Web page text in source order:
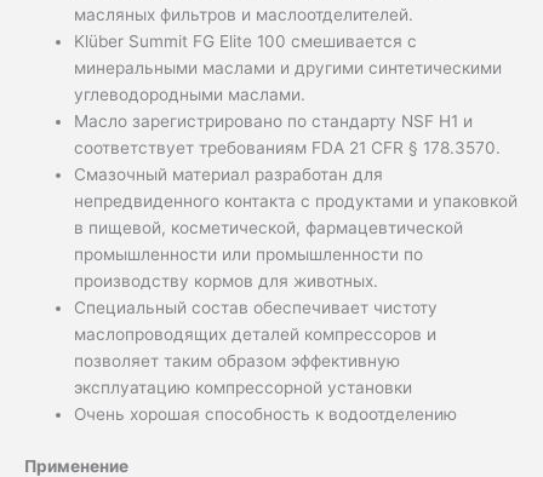
масляных фильтров и маслоотделителей.
Klüber Summit FG Elite 100 смешивается с
минеральными маслами и другими синтетическими
углеводородными маслами.
Масло зарегистрировано по стандарту NSF H1 и
соответствует требованиям FDA 21 CFR § 178.3570.
Смазочный материал разработан для
непредвиденного контакта с продуктами и упаковкой
в пищевой, косметической, фармацевтической
промышленности или промышленности по
производству кормов для животных.
Специальный состав обеспечивает чистоту
маслопроводящих деталей компрессоров и
позволяет таким образом эффективную
эксплуатацию компрессорной установки
Очень хорошая способность к водоотделению
Применение